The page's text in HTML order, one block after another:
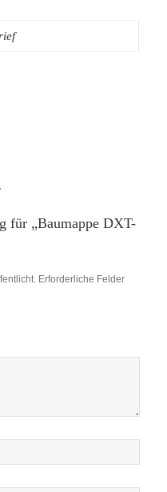
für „Baumappe DXT-
Erforderliche Felder